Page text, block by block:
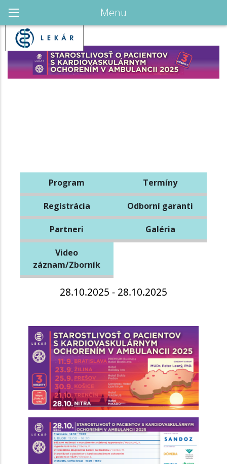
Menu
Program Termíny
Registrácia Odborní garanti
Partneri Galéria
Video
záznam/Zborník
28.10.2025 - 28.10.2025